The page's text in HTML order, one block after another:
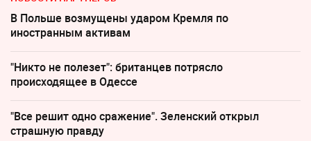
В Польше возмущены ударом Кремля по
иностранным активам
"Никто не полезет": британцев потрясло
происходящее в Одессе
"Все решит одно сражение". Зеленский открыл
страшную правду